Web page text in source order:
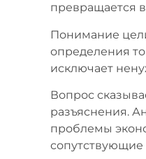
превращается
Понимание
определения
исключает
Вопрос
разъяснения.
проблемы